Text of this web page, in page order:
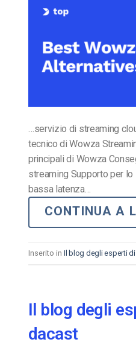
…servizio di streaming
tecnico di Wowza
principali di Wowza
streaming Supporto per
bassa latenza…
CONTINUA A
Inserito in Il blog degli esperti
Il blog degli
dacast